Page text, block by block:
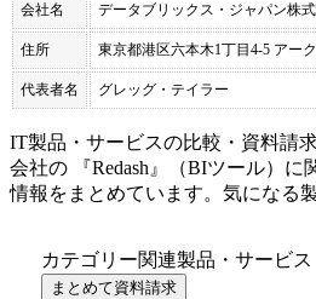
会社名 データブリックス・ジャパン株
住所 東京都港区六本木1丁目4-5 アー
代表者名 グレッグ・テイラー
IT製品・サービスの比較・資料請
会社の 『Redash』（BIツール）に
情報をまとめています。気になる
カテゴリー関連製品・サービス
まとめて資料請求